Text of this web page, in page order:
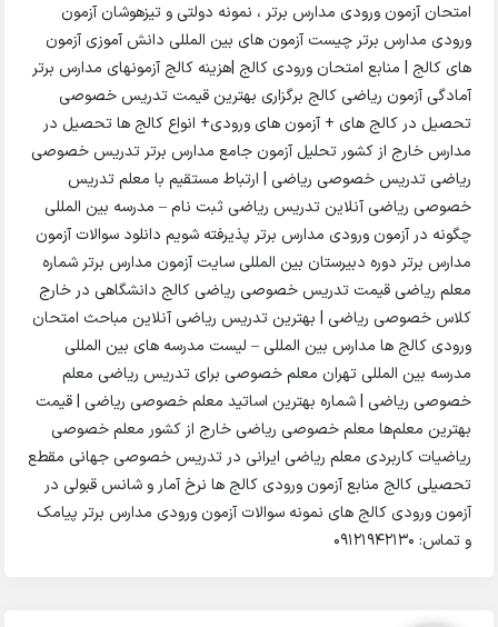
امتحان آزمون ورودی مدارس برتر ، نمونه دولتی و تیزهوشان آزمون
ورودی مدارس برتر چیست آزمون های بین المللی دانش آموزی آزمون
های کالج | منابع امتحان ورودی کالج |هزینه کالج آزمونهای مدارس برتر
آمادگی آزمون ریاضی کالج برگزاری بهترین قیمت تدریس خصوصی
تحصیل در کالج های + آزمون های ورودی+ انواع کالج ها تحصیل در
مدارس خارج از کشور تحلیل آزمون جامع مدارس برتر تدریس خصوصی
ریاضی تدریس خصوصی ریاضی | ارتباط مستقیم با معلم تدریس
خصوصی ریاضی آنلاین تدریس ریاضی ثبت نام – مدرسه بین المللی
چگونه در آزمون ورودی مدارس برتر پذیرفته شویم دانلود سوالات آزمون
مدارس برتر دوره دبیرستان بین المللی سایت آزمون مدارس برتر شماره
معلم ریاضی قیمت تدریس خصوصی ریاضی کالج دانشگاهی در خارج
کلاس خصوصی ریاضی | بهترین تدریس ریاضی آنلاین مباحث امتحان
ورودی کالج ها مدارس بین المللی – لیست مدرسه های بین المللی
مدرسه بین المللی تهران معلم خصوصی برای تدریس ریاضی معلم
خصوصی ریاضی | شماره بهترین اساتید معلم خصوصی ریاضی | قیمت
بهترین معلم‌ها معلم خصوصی ریاضی خارج از کشور معلم خصوصی
ریاضیات کاربردی معلم ریاضی ایرانی در تدریس خصوصی جهانی مقطع
تحصیلی کالج منابع آزمون ورودی کالج ها نرخ آمار و شانس قبولی در
آزمون ورودی کالج‌ های نمونه سوالات آزمون ورودی مدارس برتر پیامک
و تماس: 09121942130